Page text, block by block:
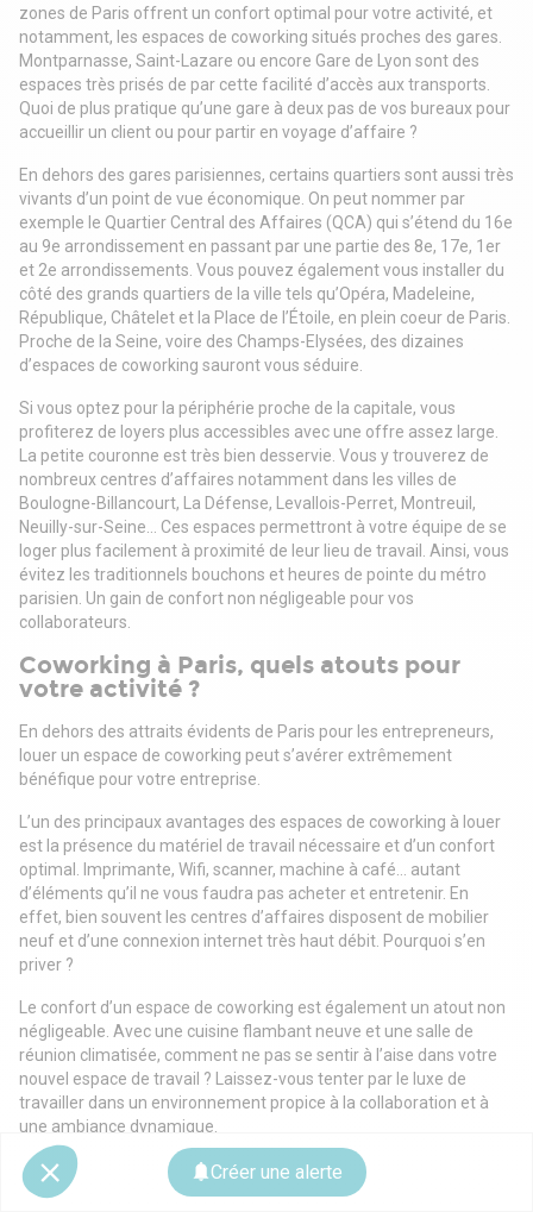
Créer une alerte
zones de Paris offrent un confort optimal pour votre activité, et
notamment, les espaces de coworking situés proches des gares.
Montparnasse, Saint-Lazare ou encore Gare de Lyon sont des
espaces très prisés de par cette facilité d’accès aux transports.
Quoi de plus pratique qu’une gare à deux pas de vos bureaux pour
accueillir un client ou pour partir en voyage d’affaire ?
En dehors des gares parisiennes, certains quartiers sont aussi très
vivants d’un point de vue économique. On peut nommer par
exemple le Quartier Central des Affaires (QCA) qui s’étend du 16e
au 9e arrondissement en passant par une partie des 8e, 17e, 1er
et 2e arrondissements. Vous pouvez également vous installer du
côté des grands quartiers de la ville tels qu’Opéra, Madeleine,
République, Châtelet et la Place de l’Étoile, en plein coeur de Paris.
Proche de la Seine, voire des Champs-Elysées, des dizaines
d’espaces de coworking sauront vous séduire.
Si vous optez pour la périphérie proche de la capitale, vous
profiterez de loyers plus accessibles avec une offre assez large.
La petite couronne est très bien desservie. Vous y trouverez de
nombreux centres d’affaires notamment dans les villes de
Boulogne-Billancourt, La Défense, Levallois-Perret, Montreuil,
Neuilly-sur-Seine… Ces espaces permettront à votre équipe de se
loger plus facilement à proximité de leur lieu de travail. Ainsi, vous
évitez les traditionnels bouchons et heures de pointe du métro
parisien. Un gain de confort non négligeable pour vos
collaborateurs.
Coworking à Paris, quels atouts pour
votre activité ?
En dehors des attraits évidents de Paris pour les entrepreneurs,
louer un espace de coworking peut s’avérer extrêmement
bénéfique pour votre entreprise.
L’un des principaux avantages des espaces de coworking à louer
est la présence du matériel de travail nécessaire et d’un confort
optimal. Imprimante, Wifi, scanner, machine à café… autant
d’éléments qu’il ne vous faudra pas acheter et entretenir. En
effet, bien souvent les centres d’affaires disposent de mobilier
neuf et d’une connexion internet très haut débit. Pourquoi s’en
priver ?
Le confort d’un espace de coworking est également un atout non
négligeable. Avec une cuisine flambant neuve et une salle de
réunion climatisée, comment ne pas se sentir à l’aise dans votre
nouvel espace de travail ? Laissez-vous tenter par le luxe de
travailler dans un environnement propice à la collaboration et à
une ambiance dynamique.
Les éléments à prendre en compte avant
de louer votre espace de coworking